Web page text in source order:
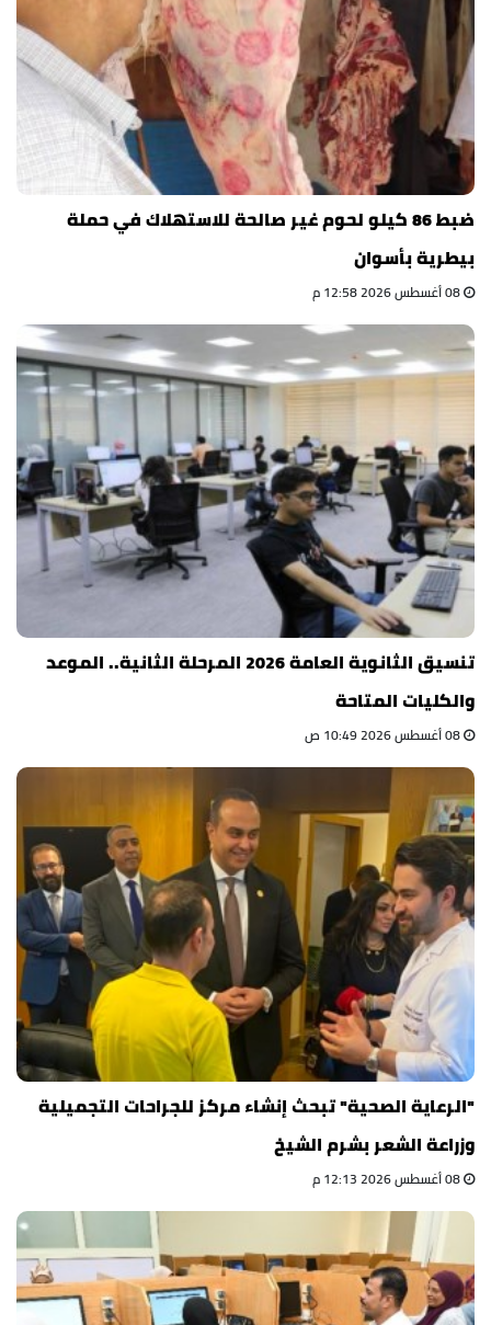
ضبط 86 كيلو لحوم غير صالحة للاستهلاك في حملة
بيطرية بأسوان
تنسيق الثانوية العامة 2026 المرحلة الثانية.. الموعد
والكليات المتاحة
"الرعاية الصحية" تبحث إنشاء مركز للجراحات التجميلية
وزراعة الشعر بشرم الشيخ